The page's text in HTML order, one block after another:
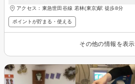
アクセス：東急世田谷線 若林(東京)駅 徒歩8分
ポイントが貯まる・使える
その他の情報を表示